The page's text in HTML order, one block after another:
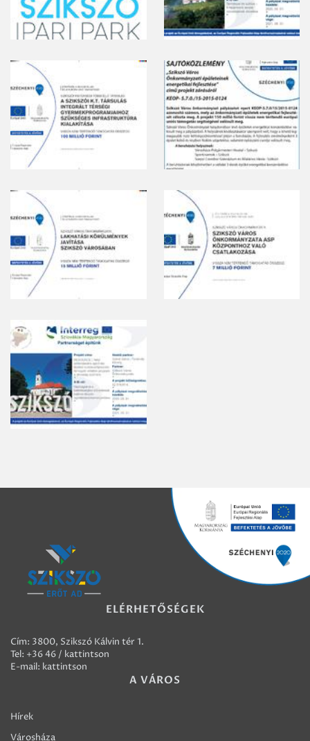
ELÉRHETŐSÉGEK
Cím: 3800, Szikszó Kálvin tér 1.
Tel: +36 46 / kattintson
E-mail: kattintson
A VÁROS
Hírek
Városháza